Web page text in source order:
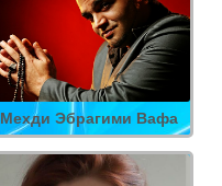
Мехди Эбрагими Вафа